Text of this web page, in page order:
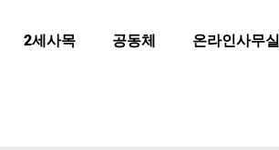
2세사목 공동체 온라인사무실